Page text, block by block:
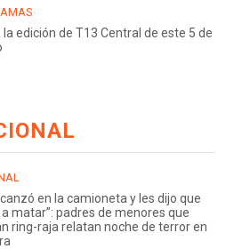
la edición de T13 Central de este 5 de
en la camioneta y les dijo que
a matar”: padres de menores que
ring-raja relatan noche de terror en